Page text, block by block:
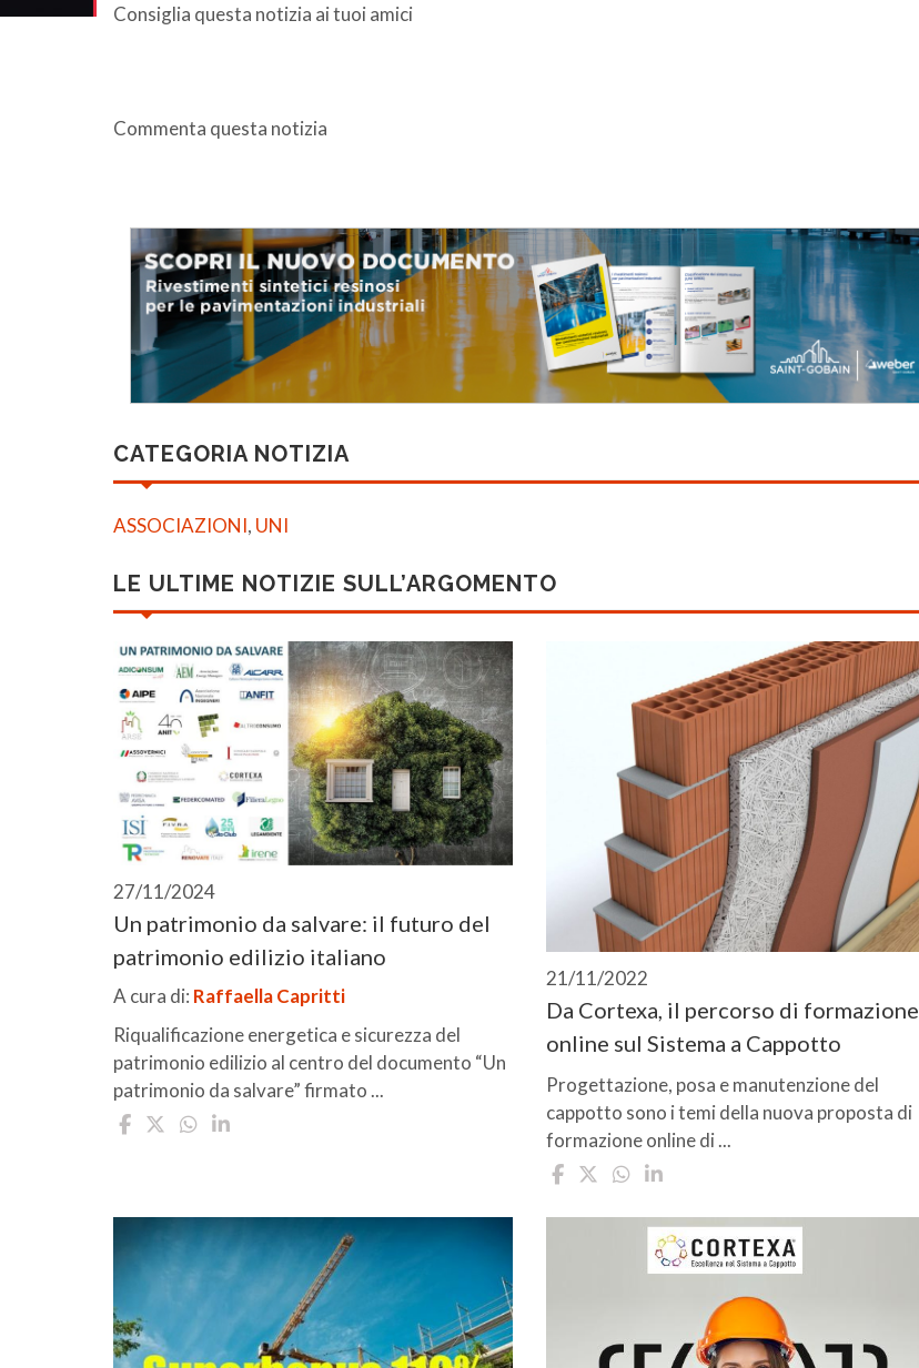
Consiglia questa notizia ai tuoi amici
Commenta questa notizia
CATEGORIA NOTIZIA
ASSOCIAZIONI, UNI
LE ULTIME NOTIZIE SULL’ARGOMENTO
27/11/2024
Un patrimonio da salvare: il futuro del
patrimonio edilizio italiano
A cura di: Raffaella Capritti
Riqualificazione energetica e sicurezza del
patrimonio edilizio al centro del documento “Un
patrimonio da salvare” firmato ...
21/11/2022
Da Cortexa, il percorso di formazione
online sul Sistema a Cappotto
Progettazione, posa e manutenzione del
cappotto sono i temi della nuova proposta di
formazione online di ...